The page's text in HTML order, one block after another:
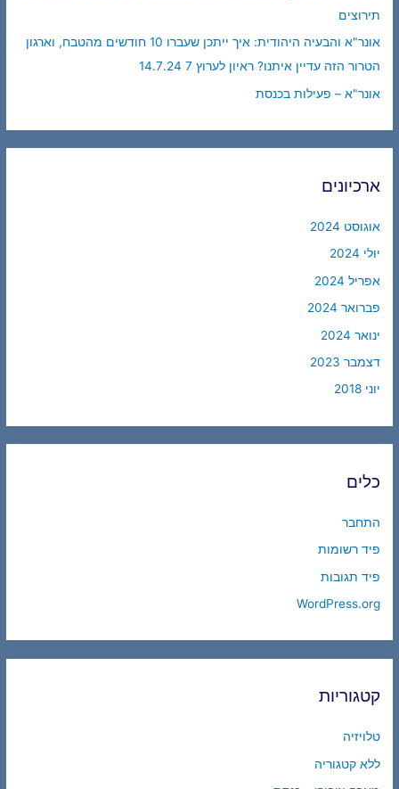
תירוצים
אונר"א והבעיה היהודית: איך ייתכן שעברו 10 חודשים מהטבח, וארגון
הטרור הזה עדיין איתנו? ראיון לערוץ 7 14.7.24
אונר"א – פעילות בכנסת
ארכיונים
אוגוסט 2024
יולי 2024
אפריל 2024
פברואר 2024
ינואר 2024
דצמבר 2023
יוני 2018
כלים
התחבר
פיד רשומות
פיד תגובות
WordPress.org
קטגוריות
טלויזיה
ללא קטגוריה